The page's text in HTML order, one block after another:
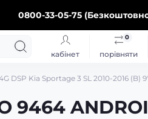
0800-33-05-75
кабінет порівняти
0
DSP Kia Sportage 3 SL 2010-2016 (B)
9464